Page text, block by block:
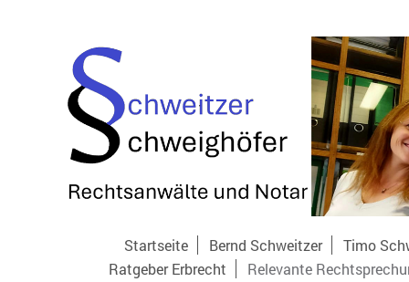
Startseite Bernd Schweitzer
Timo
Ratgeber Erbrecht
Relevante